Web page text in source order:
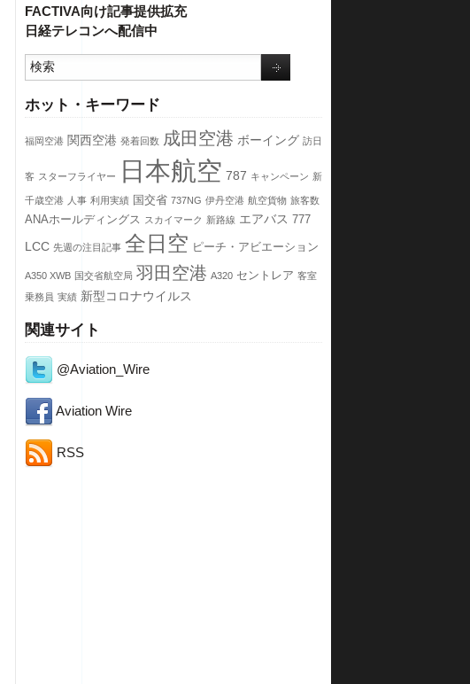
FACTIVA向け記事提供拡充
日経テレコンへ配信中
ホット・キーワード
福岡空港 関西空港 発着回数 成田空港 ボーイング 訪日
客 スターフライヤー 日本航空 787 キャンペーン 新
千歳空港 人事 利用実績 国交省 737NG 伊丹空港 航空貨物 旅客数
ANAホールディングス スカイマーク 新路線 エアバス 777
LCC 先週の注目記事 全日空 ピーチ・アビエーション
A350 XWB 国交省航空局 羽田空港 A320 セントレア 客室
乗務員 実績 新型コロナウイルス
関連サイト
@Aviation_Wire
Aviation Wire
RSS